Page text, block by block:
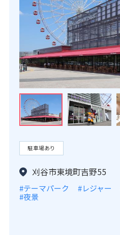
駐車場あり
刈谷市東境町吉野55
#テーマパーク #レジャー
#夜景